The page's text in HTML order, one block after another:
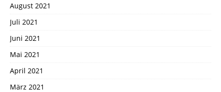
August 2021
Juli 2021
Juni 2021
Mai 2021
April 2021
März 2021